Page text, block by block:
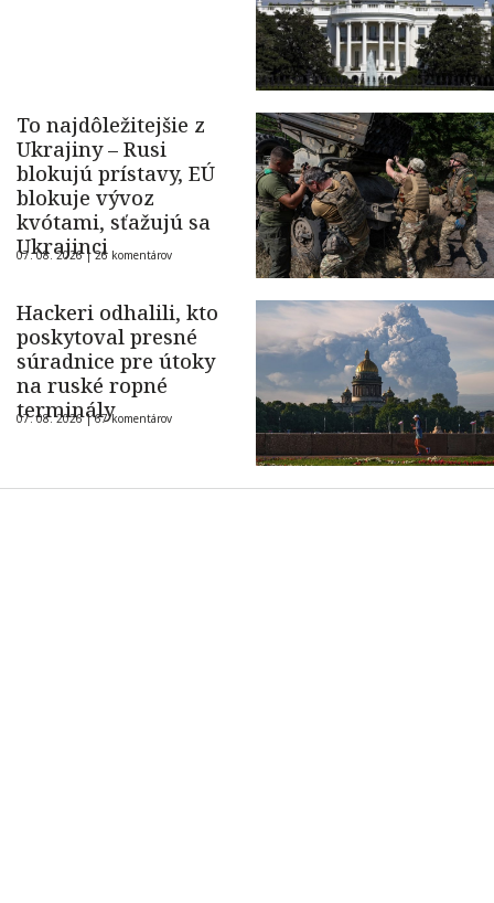
To najdôležitejšie z
Ukrajiny – Rusi
blokujú prístavy, EÚ
blokuje vývoz
kvótami, sťažujú sa
Ukrajinci
07. 08. 2026 |26 komentárov
Hackeri odhalili, kto
poskytoval presné
súradnice pre útoky
na ruské ropné
terminály
07. 08. 2026 |67 komentárov